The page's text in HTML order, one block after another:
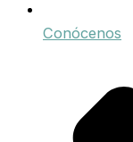
Conócenos